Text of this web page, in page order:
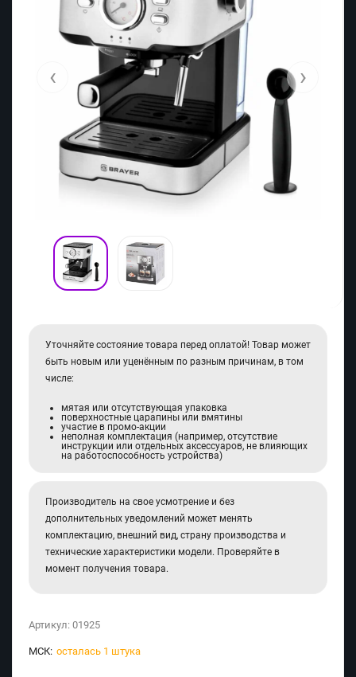
‹ ›
Уточняйте состояние товара перед оплатой! Товар может
быть новым или уценённым по разным причинам, в том
числе:
мятая или отсутствующая упаковка
поверхностные царапины или вмятины
участие в промо-акции
неполная комплектация (например, отсутствие
инструкции или отдельных аксессуаров, не влияющих
на работоспособность устройства)
Производитель на свое усмотрение и без
дополнительных уведомлений может менять
комплектацию, внешний вид, страну производства и
технические характеристики модели. Проверяйте в
момент получения товара.
Артикул: 01925
МСК: осталась 1 штука